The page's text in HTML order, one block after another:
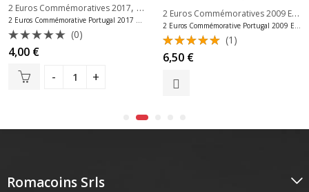
,2 Euros Commémoratives Portugal
2 Euros Commémoratives 2017, 2 Euros Commémoratives Portugal
2 Euros Commémorative Portugal 2017 Raul Brandão Unc
Note
0
sur
(0)
4,00 €
2 Euros Commémoratives 2009 Emu
2 Euros Commémorative Portugal 2009 Emu
Note
5.00 sur
(1)
6,50 €
Romacoins Srls